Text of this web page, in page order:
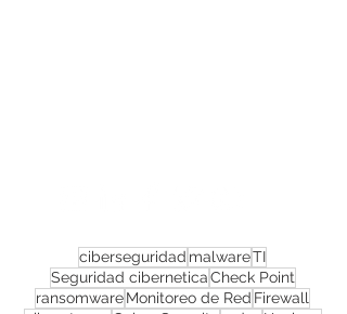
ciberseguridadmalwareTI